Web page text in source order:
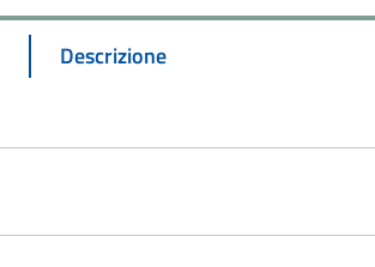
Descrizione